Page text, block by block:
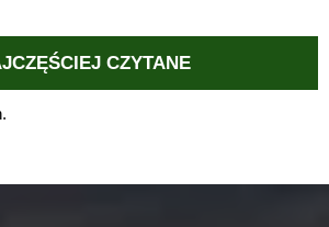
CZYTANE